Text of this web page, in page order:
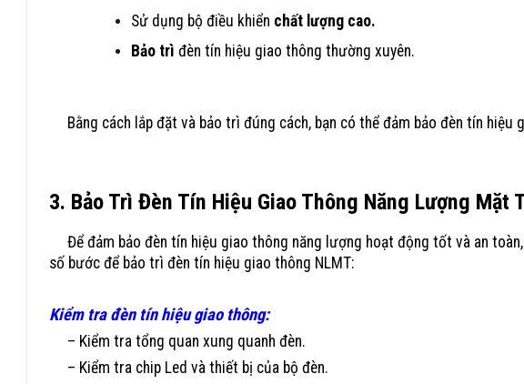
Sử dụng bộ điều khiển chất lượng cao.
Bảo trì đèn tín hiệu giao thông thường xuyên.
Bằng cách lắp đặt và bảo trì đúng cách, bạn có thể đảm bảo đèn tín hiệu
3. Bảo Trì Đèn Tín Hiệu Giao Thông Năng Lượng Mặt
Để đảm bảo đèn tín hiệu giao thông năng lượng hoạt động tốt và an
số bước để bảo trì đèn tín hiệu giao thông NLMT:
Kiểm tra đèn tín hiệu giao thông:
– Kiểm tra tổng quan xung quanh đèn.
– Kiểm tra chip Led và thiết bị của bộ đèn.